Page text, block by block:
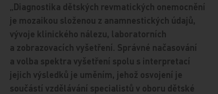
„Diagnostika dětských revmatických onemocnění
je mozaikou složenou z anamnestických údajů,
vývoje klinického nálezu, laboratorních
a zobrazovacích vyšetření. Správné načasování
a volba spektra vyšetření spolu s interpretací
jejich výsledků je uměním, jehož osvojení je
součástí vzdělávání specialistů v oboru dětské